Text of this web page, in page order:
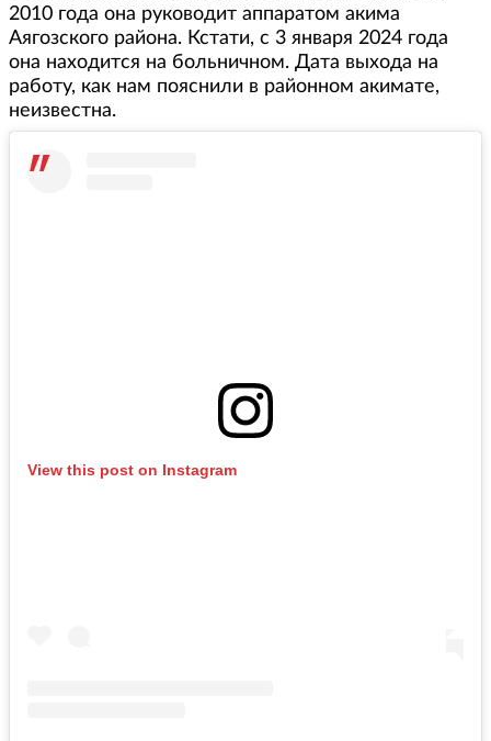
2010 года она руководит аппаратом акима
Аягозского района. Кстати, с 3 января 2024 года
она находится на больничном. Дата выхода на
работу, как нам пояснили в районном акимате,
неизвестна.
View this post on Instagram